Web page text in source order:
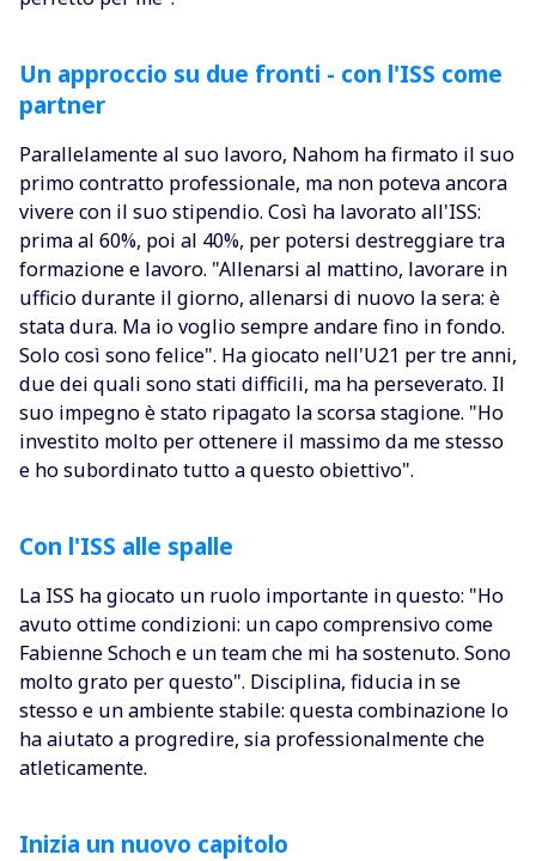
Un approccio su due fronti - con l'ISS come
partner
Parallelamente al suo lavoro, Nahom ha firmato il suo
primo contratto professionale, ma non poteva ancora
vivere con il suo stipendio. Così ha lavorato all'ISS:
prima al 60%, poi al 40%, per potersi destreggiare tra
formazione e lavoro. "Allenarsi al mattino, lavorare in
ufficio durante il giorno, allenarsi di nuovo la sera: è
stata dura. Ma io voglio sempre andare fino in fondo.
Solo così sono felice". Ha giocato nell'U21 per tre anni,
due dei quali sono stati difficili, ma ha perseverato. Il
suo impegno è stato ripagato la scorsa stagione. "Ho
investito molto per ottenere il massimo da me stesso
e ho subordinato tutto a questo obiettivo".
Con l'ISS alle spalle
La ISS ha giocato un ruolo importante in questo: "Ho
avuto ottime condizioni: un capo comprensivo come
Fabienne Schoch e un team che mi ha sostenuto. Sono
molto grato per questo". Disciplina, fiducia in se
stesso e un ambiente stabile: questa combinazione lo
ha aiutato a progredire, sia professionalmente che
atleticamente.
Inizia un nuovo capitolo